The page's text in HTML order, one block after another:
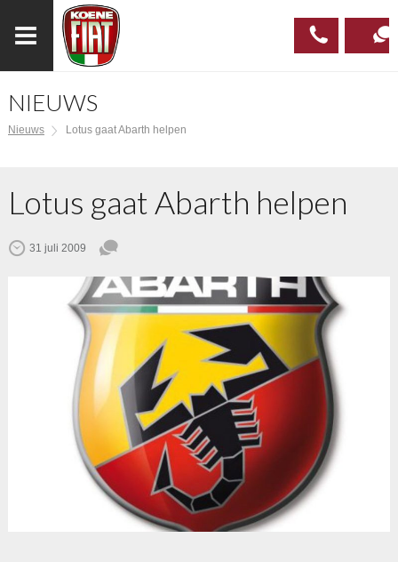
NIEUWS
Nieuws Lotus gaat Abarth helpen
Lotus gaat Abarth helpen
31 juli 2009